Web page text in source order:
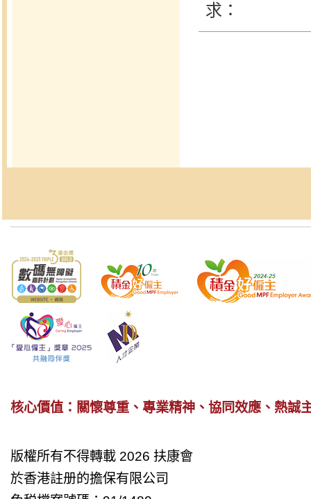
求：
核心價值：關懷尊重、專業精神、協同效應、熱誠
版權所有不得轉載 2026 扶康會
於香港註册的擔保有限公司